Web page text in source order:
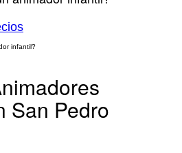
San Pedro